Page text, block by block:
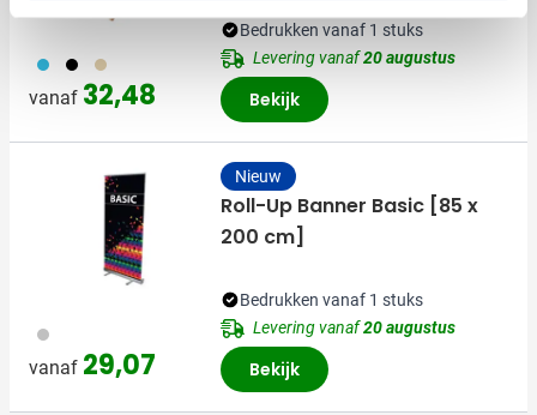
033 001 357
vanaf 32,48
Bedrukken vanaf 1 stuks
Levering vanaf20 augustus
Bekijk
032
vanaf 29,07
Nieuw
Roll-Up Banner Basic [85 x
200 cm]
Bedrukken vanaf 1 stuks
Levering vanaf20 augustus
Bekijk